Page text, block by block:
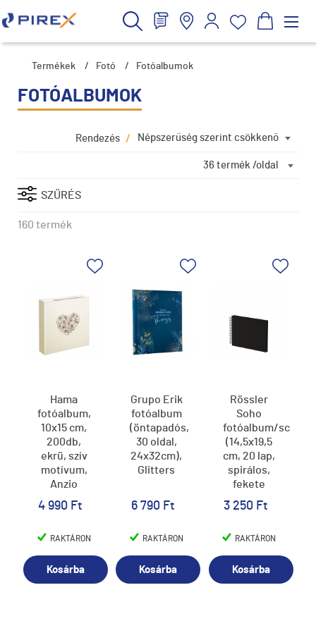
Termékek / Fotó / Fotóalbumok
FOTÓALBUMOK
Népszerűség szerint csökkenő
Rendezés /
36 termék /oldal
SZŰRÉS
160 termék
Hama
fotóalbum,
10x15 cm,
200db,
ekrü, szív
motívum,
Anzio
4 990 Ft
RAKTÁRON
Kosárba
Grupo Erik
fotóalbum
(öntapadós,
30 oldal,
24x32cm),
Glitters
6 790 Ft
RAKTÁRON
Kosárba
Rössler
Soho
fotóalbum/
(14,5x19,5
cm, 20 lap,
spirálos,
fekete
lapok)
fekete
3 250 Ft
RAKTÁRON
Kosárba